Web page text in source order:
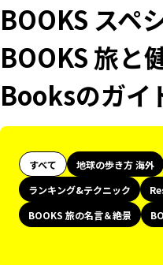
BOOKS スペ
BOOKS 旅と
Booksのガイ
すべて 地球の歩き方 海外
ランキング&テクニック
BOOKS 旅の名言＆絶景